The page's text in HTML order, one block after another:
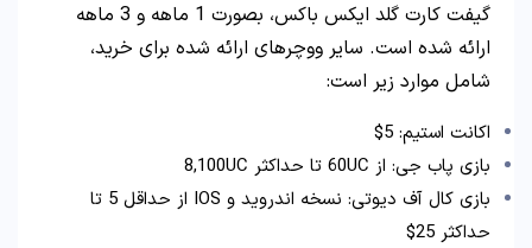
گیفت کارت گلد ایکس باکس، بصورت 1 ماهه و 3 ماهه
ارائه شده است. سایر ووچرهای ارائه شده برای خرید،
شامل موارد زیر است:
اکانت استیم: 5$
بازی پاب جی: از 60UC تا حداکثر 8,100UC
بازی کال آف دیوتی: نسخه اندروید و IOS از حداقل 5 تا
حداکثر 25$